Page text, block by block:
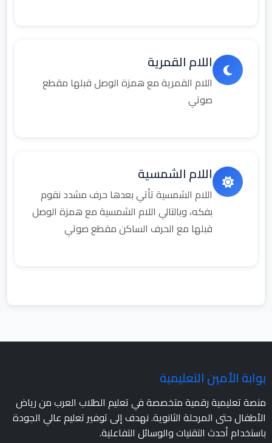
اللام القمرية
اللام القمرية مع همزة الوصل قبلها مقطع
صوتي
اللام الشمسية
اللام الشمسية تأتي بعدها حرف مشدد نقوم
بفكه، وبالتالي اللام الشمسية مع همزة الوصل
قبلها مع الحرف الساكن مقطع صوتي
بوابة الأمين التعليمية
منصة تعليمية رقمية متخصصة في تعليم الطلاب العرب من رياض
الأطفال حتى المرحلة الثانوية. نهدف إلى توفير تعليم عالي الجودة
باستخدام أحدث التقنيات والوسائل التفاعلية.